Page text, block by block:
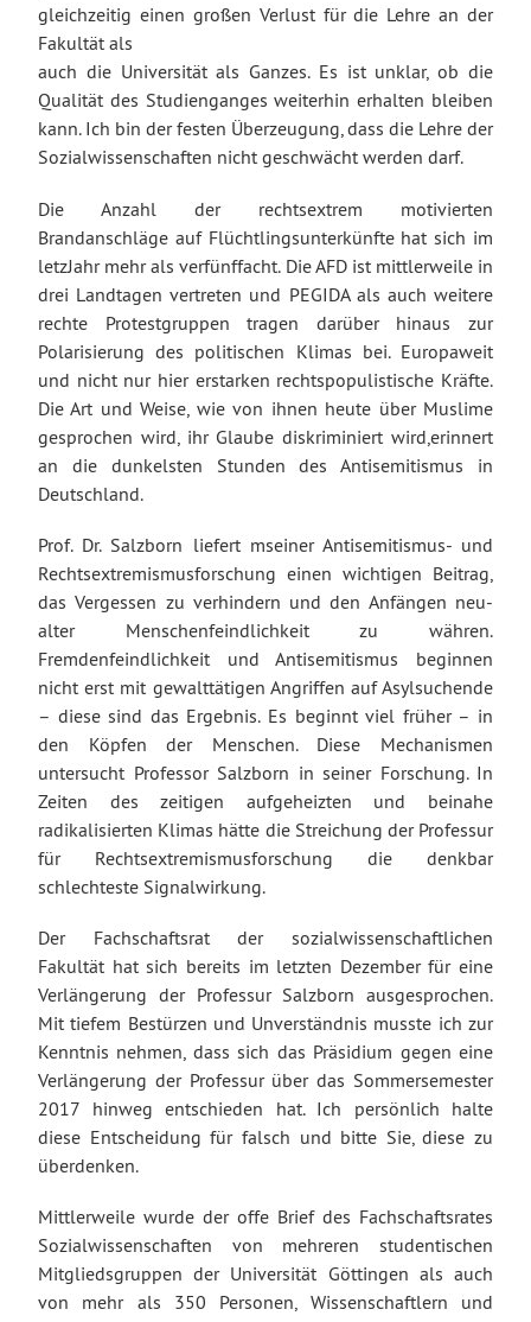
gleichzeitig einen großen Verlust für die Lehre an der
Fakultät als
auch die Universität als Ganzes. Es ist unklar, ob die
Qualität des Studienganges weiterhin erhalten bleiben
kann. Ich bin der festen Überzeugung, dass die Lehre der
Sozialwissenschaften nicht geschwächt werden darf.
Die Anzahl der rechtsextrem motivierten
Brandanschläge auf Flüchtlingsunterkünfte hat sich im
letzJahr mehr als verfünffacht. Die AFD ist mittlerweile in
drei Landtagen vertreten und PEGIDA als auch weitere
rechte Protestgruppen tragen darüber hinaus zur
Polarisierung des politischen Klimas bei. Europaweit
und nicht nur hier erstarken rechtspopulistische Kräfte.
Die Art und Weise, wie von ihnen heute über Muslime
gesprochen wird, ihr Glaube diskriminiert wird,erinnert
an die dunkelsten Stunden des Antisemitismus in
Deutschland.
Prof. Dr. Salzborn liefert mseiner Antisemitismus- und
Rechtsextremismusforschung einen wichtigen Beitrag,
das Vergessen zu verhindern und den Anfängen neu-
alter Menschenfeindlichkeit zu währen.
Fremdenfeindlichkeit und Antisemitismus beginnen
nicht erst mit gewalttätigen Angriffen auf Asylsuchende
– diese sind das Ergebnis. Es beginnt viel früher – in
den Köpfen der Menschen. Diese Mechanismen
untersucht Professor Salzborn in seiner Forschung. In
Zeiten des zeitigen aufgeheizten und beinahe
radikalisierten Klimas hätte die Streichung der Professur
für Rechtsextremismusforschung die denkbar
schlechteste Signalwirkung.
Der Fachschaftsrat der sozialwissenschaftlichen
Fakultät hat sich bereits im letzten Dezember für eine
Verlängerung der Professur Salzborn ausgesprochen.
Mit tiefem Bestürzen und Unverständnis musste ich zur
Kenntnis nehmen, dass sich das Präsidium gegen eine
Verlängerung der Professur über das Sommersemester
2017 hinweg entschieden hat. Ich persönlich halte
diese Entscheidung für falsch und bitte Sie, diese zu
überdenken.
Mittlerweile wurde der offe Brief des Fachschaftsrates
Sozialwissenschaften von mehreren studentischen
Mitgliedsgruppen der Universität Göttingen als auch
von mehr als 350 Personen, Wissenschaftlern und